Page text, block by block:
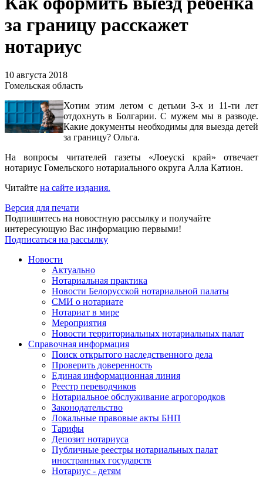
за границу расскажет
нотариус
10 августа 2018
Гомельская область
Хотим этим летом с детьми 3-х и 11-ти лет
отдохнуть в Болгарии. С мужем мы в разводе.
Какие документы необходимы для выезда детей
за границу? Ольга.
На вопросы читателей газеты «Лоеускi край» отвечает
нотариус Гомельского нотариального округа Алла Катион.
Читайте на сайте издания.
Версия для печати
Подпишитесь на новостную рассылку и получайте
интересующую Вас информацию первыми!
Подписаться на рассылку
Новости
Актуально
Нотариальная практика
Новости Белорусской нотариальной палаты
СМИ о нотариате
Нотариат в мире
Мероприятия
Новости территориальных нотариальных палат
Справочная информация
Поиск открытого наследственного дела
Проверить доверенность
Единая информационная линия
Реестр переводчиков
Нотариальное обслуживание агрогородков
Законодательство
Локальные правовые акты БНП
Тарифы
Депозит нотариуса
Публичные реестры нотариальных палат
иностранных государств
Нотариус - детям